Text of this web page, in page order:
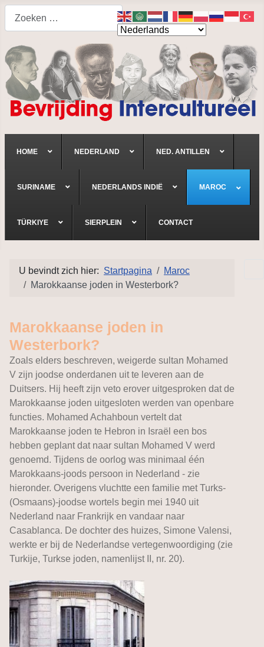
HOME NEDERLAND NED. ANTILLEN
SURINAME NEDERLANDS INDIË MAROC
TÜRKIYE SIERPLEIN CONTACT
U bevindt zich hier: Startpagina
Maroc
Marokkaanse joden in Westerbork?
Marokkaanse joden in
Westerbork?
Zoals elders beschreven, weigerde sultan Mohamed
V zijn joodse onderdanen uit te leveren aan de
Duitsers. Hij heeft zijn veto erover uitgesproken dat de
Marokkaanse joden uitgesloten werden van openbare
functies. Mohamed Achahboun vertelt dat
Marokkaanse joden te Hebron in Israël een bos
hebben geplant dat naar sultan Mohamed V werd
genoemd. Tijdens de oorlog was minimaal één
Marokkaans-joods persoon in Nederland - zie
hieronder. Overigens vluchtte een familie met Turks-
(Osmaans)-joodse wortels begin mei 1940 uit
Nederland naar Frankrijk en vandaar naar
Casablanca. De dochter des huizes, Simone Valensi,
werkte er bij de Nederlandse vertegenwoordiging (zie
Turkije, Turkse joden, namenlijst II, nr. 20).